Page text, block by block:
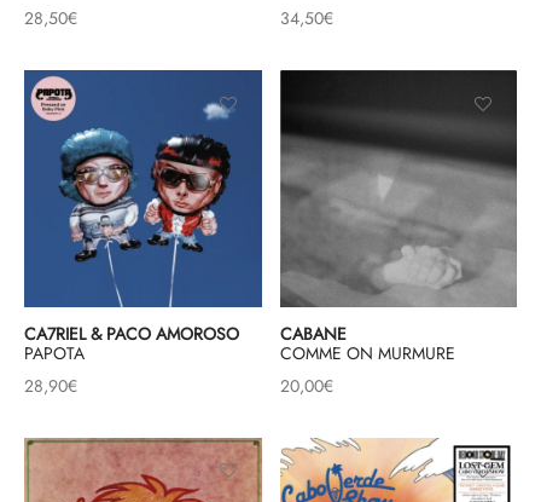
28,50€
34,50€
CA7RIEL & PACO AMOROSO
PAPOTA
28,90€
CABANE
COMME ON MURMURE
20,00€